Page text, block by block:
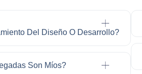
Del Diseño O Desarrollo?
Son Míos?